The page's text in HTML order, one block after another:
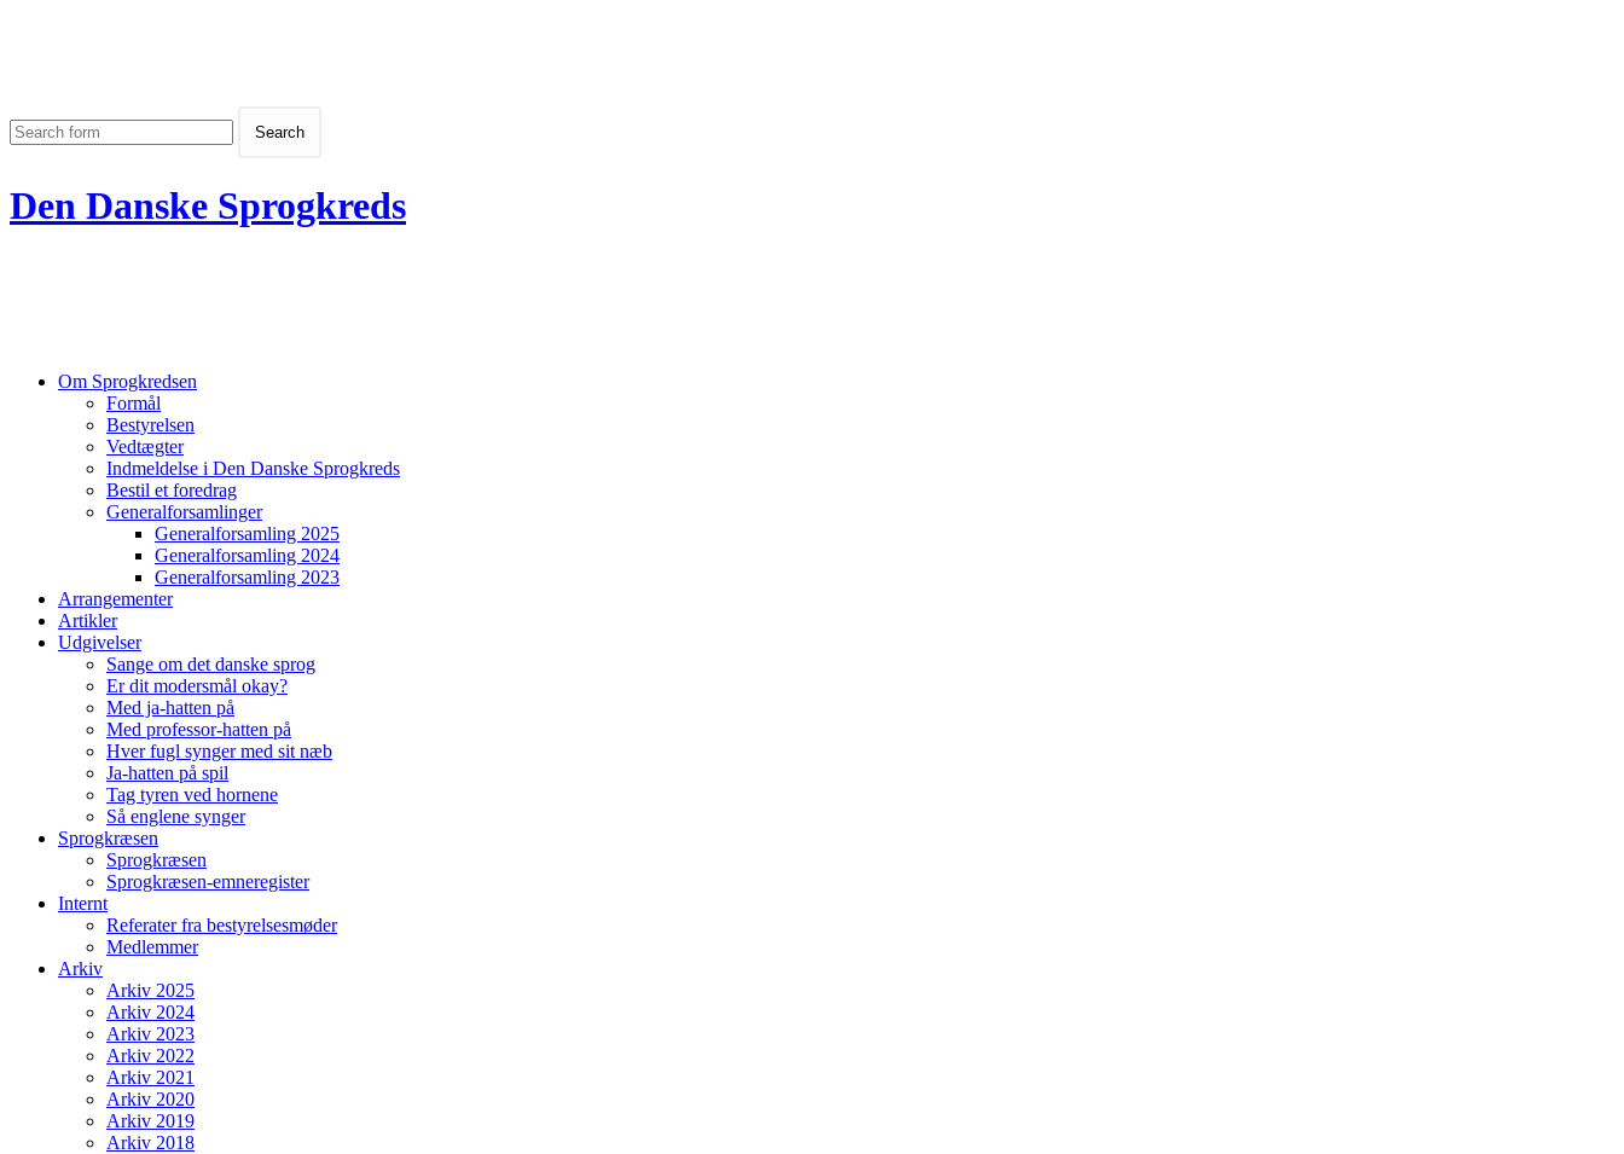
Den Danske Sprogkreds
Om Sprogkredsen
Formål
Bestyrelsen
Vedtægter
Indmeldelse i Den Danske Sprogkreds
Bestil et foredrag
Generalforsamlinger
Generalforsamling 2025
Generalforsamling 2024
Generalforsamling 2023
Arrangementer
Artikler
Udgivelser
Sange om det danske sprog
Er dit modersmål okay?
Med ja-hatten på
Med professor-hatten på
Hver fugl synger med sit næb
Ja-hatten på spil
Tag tyren ved hornene
Så englene synger
Sprogkræsen
Sprogkræsen
Sprogkræsen-emneregister
Internt
Referater fra bestyrelsesmøder
Medlemmer
Arkiv
Arkiv 2025
Arkiv 2024
Arkiv 2023
Arkiv 2022
Arkiv 2021
Arkiv 2020
Arkiv 2019
Arkiv 2018